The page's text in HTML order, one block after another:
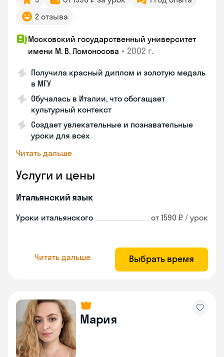
2 отзыва
Московский государственный университет
имени М. В. Ломоносова • 2002 г.
Получила красный диплом и золотую медаль
в МГУ
Обучалась в Италии, что обогащает
культурный контекст
Создает увлекательные и познавательные
уроки для всех
Читать дальше
Услуги и цены
Итальянский язык
Уроки итальянского от 1590 ₽ / урок
Читать дальше Выбрать время
Мария